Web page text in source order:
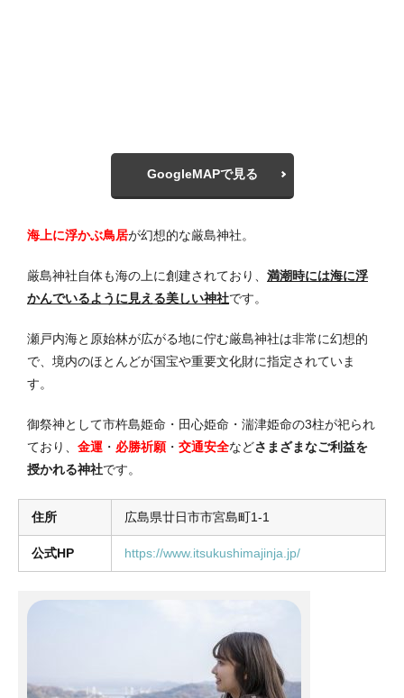
GoogleMAPで見る
海上に浮かぶ鳥居が幻想的な厳島神社。
厳島神社自体も海の上に創建されており、 満潮時には海に浮
かんでいるように見える美しい神社です。
瀬戸内海と原始林が広がる地に佇む厳島神社は非常に幻想的
で、境内のほとんどが国宝や重要文化財に指定されていま
す。
御祭神として市杵島姫命・田心姫命・湍津姫命の3柱が祀られ
ており、 金運 ・ 必勝祈願・ 交通安全などさまざまなご利益を
授かれる神社です。
住所 広島県廿日市市宮島町1-1
公式HP https://www.itsukushimajinja.jp/